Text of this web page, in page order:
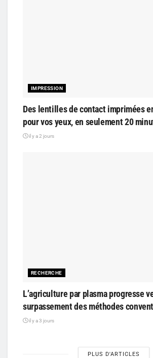
IMPRESSION
Des lentilles de contact imprimées
pour vos yeux, en seulement 20
il y a 2 jours
RECHERCHE
L’agriculture par plasma progresse
surpassement des méthodes
il y a 3 jours
PLUS D'ARTICLES